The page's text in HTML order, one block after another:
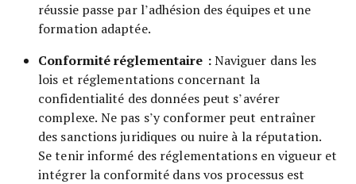
réussie passe par l’adhésion des équipes et une
formation adaptée.
Conformité réglementaire :Naviguer dans les
lois et réglementations concernant la
confidentialité des données peut s’avérer
complexe. Ne pas s’y conformer peut entraîner
des sanctions juridiques ou nuire à la réputation.
Se tenir informé des réglementations en vigueur et
intégrer la conformité dans vos processus est